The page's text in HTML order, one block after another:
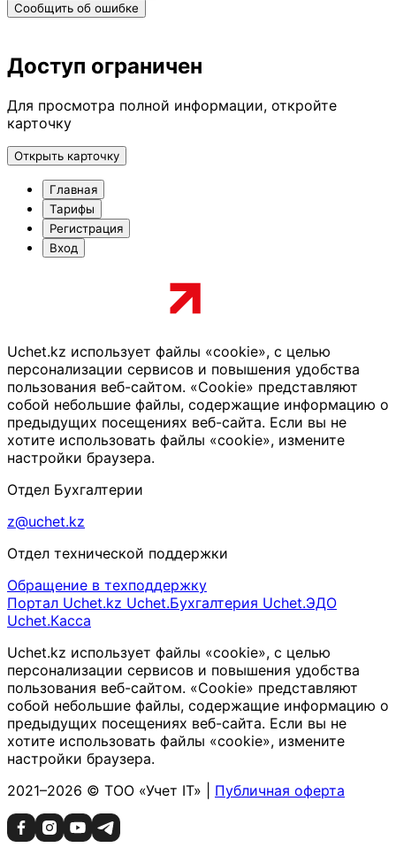
Сообщить об ошибке
Доступ ограничен
Для просмотра полной информации, откройте
карточку
Открыть карточку
Главная
Тарифы
Регистрация
Вход
Uchet.kz использует файлы «cookie», с целью
персонализации сервисов и повышения удобства
пользования веб-сайтом. «Cookie» представляют
собой небольшие файлы, содержащие информацию о
предыдущих посещениях веб-сайта. Если вы не
хотите использовать файлы «cookie», измените
настройки браузера.
Отдел Бухгалтерии
z@uchet.kz
Отдел технической поддержки
Обращение в техподдержку
Портал Uchet.kz Uchet.Бухгалтерия Uchet.ЭДО
Uchet.Касса
Uchet.kz использует файлы «cookie», с целью
персонализации сервисов и повышения удобства
пользования веб-сайтом. «Cookie» представляют
собой небольшие файлы, содержащие информацию о
предыдущих посещениях веб-сайта. Если вы не
хотите использовать файлы «cookie», измените
настройки браузера.
2021–2026 © ТОО «Учет IT» | Публичная оферта